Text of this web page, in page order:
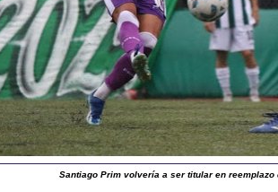
Santiago Prim volvería a ser titular en